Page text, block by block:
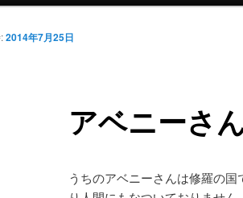
アベニーさ
2014年7月25日
うちのアベニーさんは修羅の